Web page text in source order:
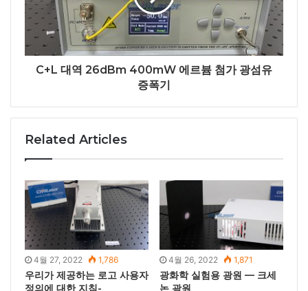
C+L 대역 26dBm 400mW 에르븀 첨가 광섬유
증폭기
Related Articles
4월 27, 2022 1,786
우리가 제공하는 로고 사용자
4월 26, 2022 1,871
광화학 실험용 광원 — 크세